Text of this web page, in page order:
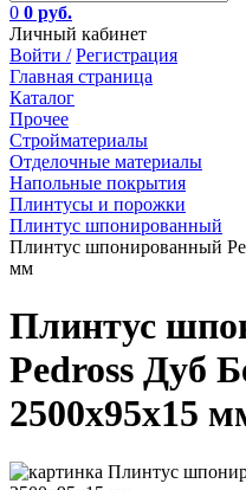
0 0 руб.
Личный кабинет
Войти / Регистрация
Главная страница
Каталог
Прочее
Стройматериалы
Отделочные материалы
Напольные покрытия
Плинтусы и порожки
Плинтус шпонированный
Плинтус шпонированный
мм
Плинтус
Pedross Дуб
2500х95х15